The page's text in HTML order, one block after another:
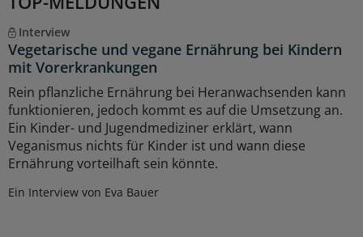
Interview
Vegetarische und vegane Ernährung bei Kindern
mit Vorerkrankungen
Rein pflanzliche Ernährung bei Heranwachsenden kann
funktionieren, jedoch kommt es auf die Umsetzung an.
Ein Kinder- und Jugendmediziner erklärt, wann
Veganismus nichts für Kinder ist und wann diese
Ernährung vorteilhaft sein könnte.
Ein Interview von Eva Bauer